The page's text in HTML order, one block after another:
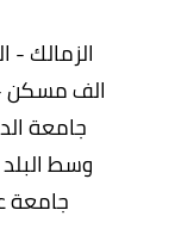
الزمالك
الف مسكن -
جامعة
وسط
جامعة